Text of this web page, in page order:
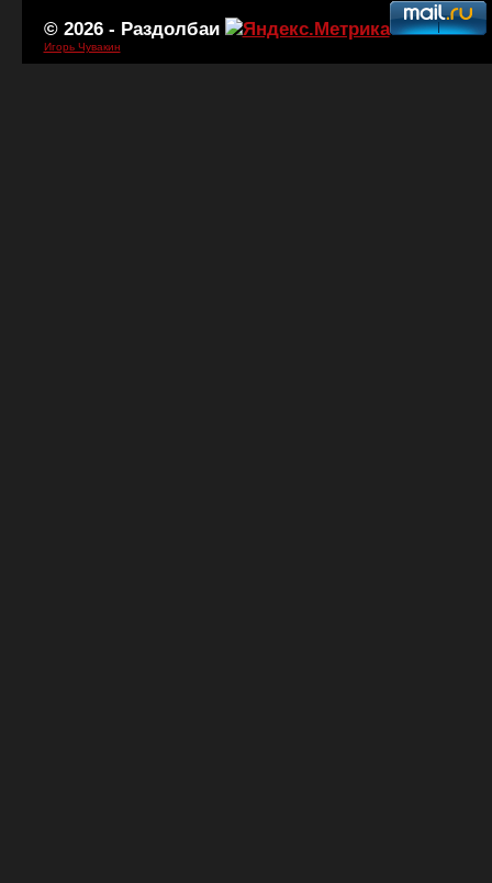
© 2026 - Раздолбаи
Игорь Чувакин